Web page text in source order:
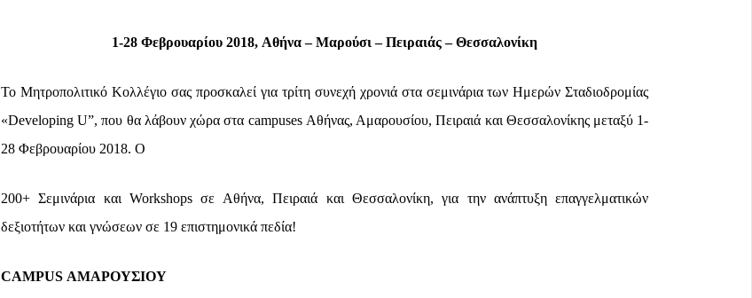
1-28 Φεβρουαρίου 2018, Αθήνα – Μαρούσι – Πειραιάς – Θεσσαλονίκη
Το Μητροπολιτικό Κολλέγιο σας προσκαλεί για τρίτη συνεχή χρονιάστα σεμινάρια τωνΗμερών Σταδιοδρομίας
«Developing U”, που θα λάβουν χώρα στα campusesΑθήνας, Αμαρουσίου, Πειραιά και Θεσσαλονίκηςμεταξύ 1-
28 Φεβρουαρίου 2018. Ο
200+ Σεμινάρια και Workshops σε Αθήνα, Πειραιά και Θεσσαλονίκη, για την ανάπτυξη επαγγελματικών
δεξιοτήτων και γνώσεων σε 19 επιστημονικά πεδία!
CAMPUS ΑΜΑΡΟΥΣΙΟΥ